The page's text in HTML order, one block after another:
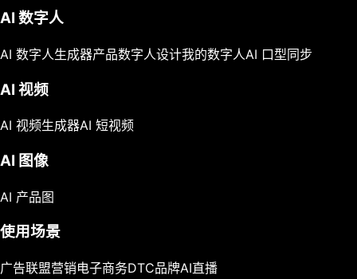
AI 数字人
AI 数字人生成器产品数字人设计我的数字人AI 口型同步
AI 视频
AI 视频生成器AI 短视频
AI 图像
AI 产品图
使用场景
广告联盟营销电子商务DTC品牌AI直播